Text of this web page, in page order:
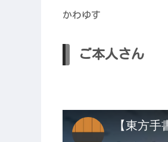
かわゆす
ご本人さん